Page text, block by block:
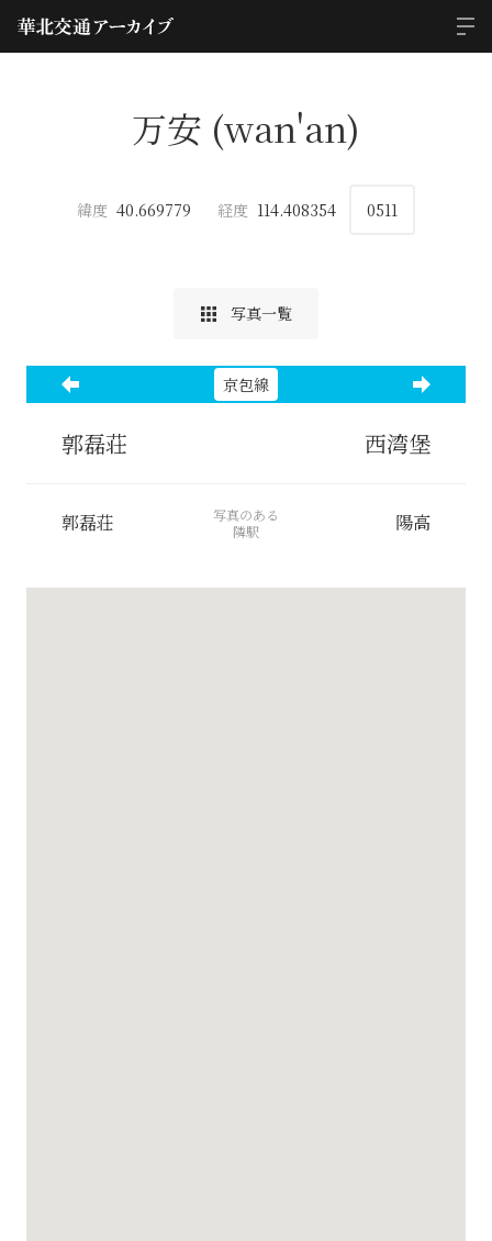
万安 (wan'an)
緯度 40.669779 経度 114.408354 0511
写真一覧
京包線
郭磊荘 西湾堡
郭磊荘
写真のある
隣駅
陽高